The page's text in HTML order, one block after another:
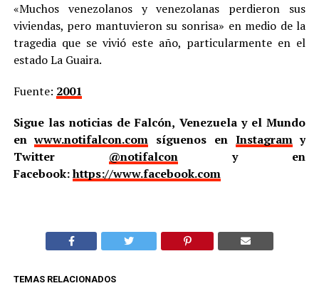
«Muchos venezolanos y venezolanas perdieron sus
viviendas, pero mantuvieron su sonrisa» en medio de la
tragedia que se vivió este año, particularmente en el
estado La Guaira.
Fuente: 2001
Sigue las noticias de Falcón, Venezuela y el Mundo
enwww.notifalcon.com síguenos en Instagramy
Twitter @notifalcony en
Facebook:https://www.facebook.com
TEMAS RELACIONADOS